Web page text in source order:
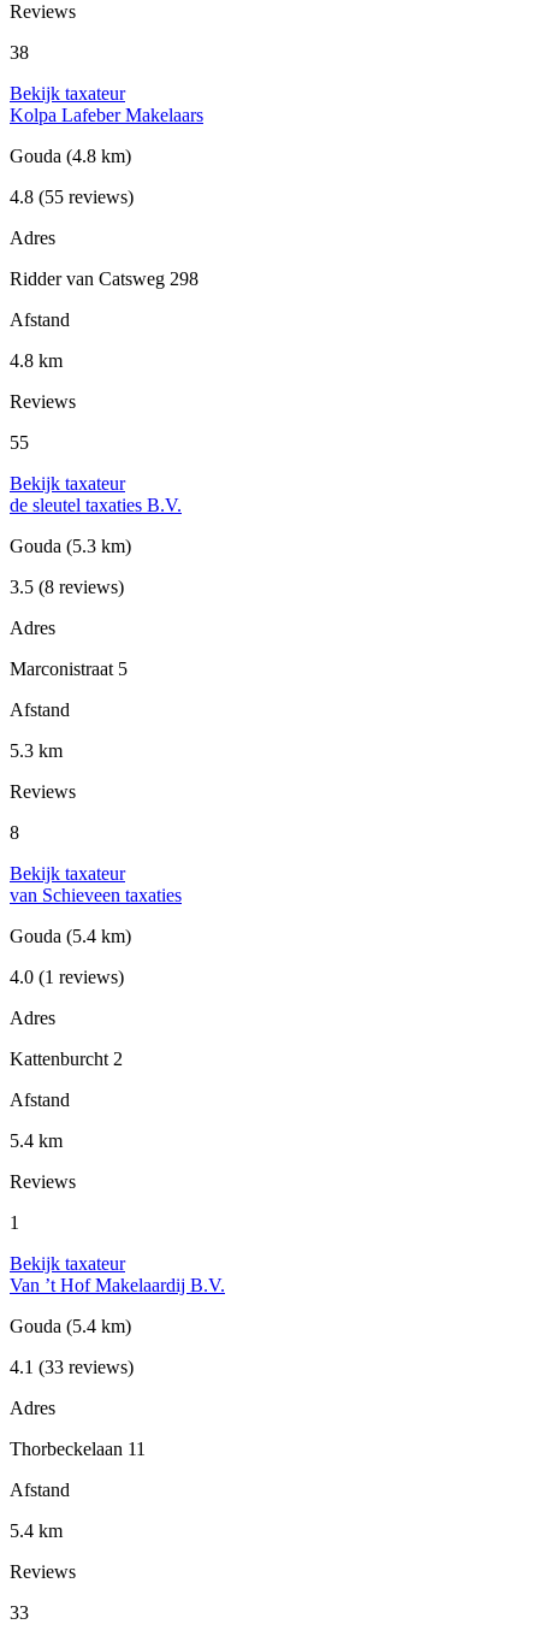
Reviews
38
Bekijk taxateur
Kolpa Lafeber Makelaars
Gouda (4.8 km)
4.8 (55 reviews)
Adres
Ridder van Catsweg 298
Afstand
4.8 km
Reviews
55
Bekijk taxateur
de sleutel taxaties B.V.
Gouda (5.3 km)
3.5 (8 reviews)
Adres
Marconistraat 5
Afstand
5.3 km
Reviews
8
Bekijk taxateur
van Schieveen taxaties
Gouda (5.4 km)
4.0 (1 reviews)
Adres
Kattenburcht 2
Afstand
5.4 km
Reviews
1
Bekijk taxateur
Van ’t Hof Makelaardij B.V.
Gouda (5.4 km)
4.1 (33 reviews)
Adres
Thorbeckelaan 11
Afstand
5.4 km
Reviews
33